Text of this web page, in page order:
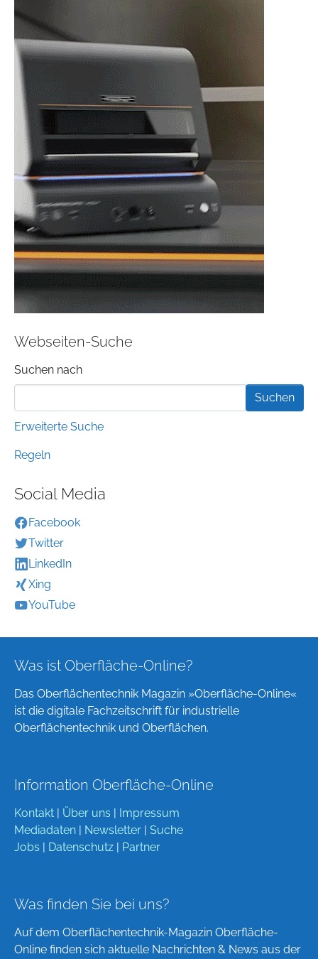
Webseiten-Suche
Suchformular
Suchen nach
Erweiterte Suche
Regeln
Social Media
Facebook
Twitter
LinkedIn
Xing
YouTube
Was ist Oberfläche-Online?
Das Oberflächentechnik Magazin »Oberfläche-Online«
ist die digitale Fachzeitschrift für industrielle
Oberflächentechnik und Oberflächen.
Information Oberfläche-Online
Kontakt Über uns
Impressum
Mediadaten
Newsletter
Suche
Jobs
Datenschutz Partner
Was finden Sie bei uns?
Auf dem Oberflächentechnik-Magazin Oberfläche-
Online finden sich aktuelle Nachrichten & News aus der